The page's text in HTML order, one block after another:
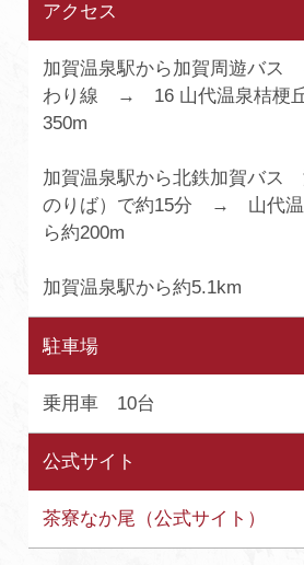
アクセス
加賀温泉駅から加賀周遊バス
わり線 → 16 山代温泉桔梗丘
350m
加賀温泉駅から北鉄加賀バス
のりば）で約15分 → 山代温
ら約200m
加賀温泉駅から約5.1km
駐車場
乗用車 10台
公式サイト
茶寮なか尾（公式サイト）